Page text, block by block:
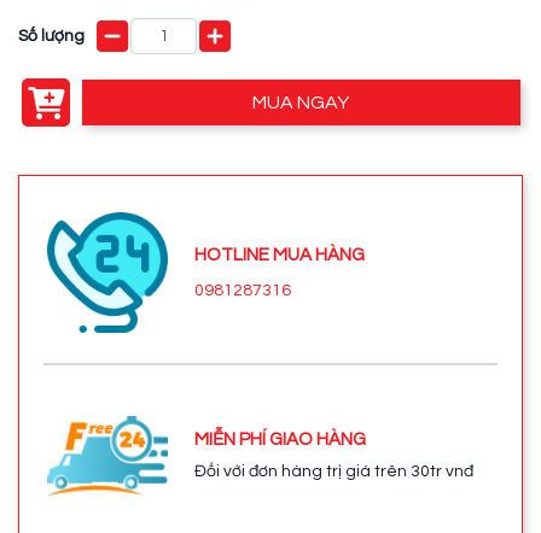
Số lượng
MUA NGAY
HOTLINE MUA HÀNG
0981287316
MIỄN PHÍ GIAO HÀNG
Đối với đơn hàng trị giá trên 30tr vnđ